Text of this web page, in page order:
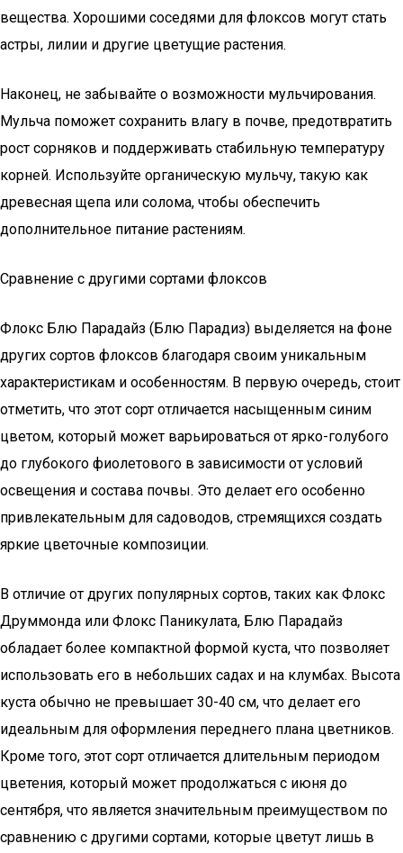
вещества. Хорошими соседями для флоксов могут стать
астры, лилии и другие цветущие растения.
Наконец, не забывайте о возможности мульчирования.
Мульча поможет сохранить влагу в почве, предотвратить
рост сорняков и поддерживать стабильную температуру
корней. Используйте органическую мульчу, такую как
древесная щепа или солома, чтобы обеспечить
дополнительное питание растениям.
Сравнение с другими сортами флоксов
Флокс Блю Парадайз (Блю Парадиз) выделяется на фоне
других сортов флоксов благодаря своим уникальным
характеристикам и особенностям. В первую очередь, стоит
отметить, что этот сорт отличается насыщенным синим
цветом, который может варьироваться от ярко-голубого
до глубокого фиолетового в зависимости от условий
освещения и состава почвы. Это делает его особенно
привлекательным для садоводов, стремящихся создать
яркие цветочные композиции.
В отличие от других популярных сортов, таких как Флокс
Друммонда или Флокс Паникулата, Блю Парадайз
обладает более компактной формой куста, что позволяет
использовать его в небольших садах и на клумбах. Высота
куста обычно не превышает 30-40 см, что делает его
идеальным для оформления переднего плана цветников.
Кроме того, этот сорт отличается длительным периодом
цветения, который может продолжаться с июня до
сентября, что является значительным преимуществом по
сравнению с другими сортами, которые цветут лишь в